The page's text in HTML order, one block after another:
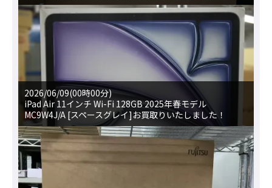
2026/06/09(00時00分)
iPad Air 11インチ Wi-Fi 128GB 2025年春モデル
MC9W4J/A [スペースグレイ]お買取りいたしました！